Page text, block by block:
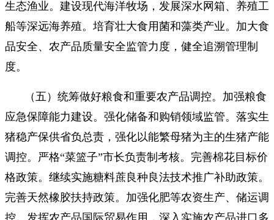
生态渔业。建设现代海洋牧场，发展深水网箱、养殖工
船等深远海养殖。培育壮大食用菌和藻类产业。加大食
品安全、农产品质量安全监管力度，健全追溯管理制
度。
（五）统筹做好粮食和重要农产品调控。加强粮食
应急保障能力建设。强化储备和购销领域监管。落实生
猪稳产保供省负总责，强化以能繁母猪为主的生猪产能
调控。严格“菜篮子”市长负责制考核。完善棉花目标价
格政策。继续实施糖料蔗良种良法技术推广补助政策。
完善天然橡胶扶持政策。加强化肥等农资生产、储运调
控。发挥农产品国际贸易作用，深入实施农产品进口多